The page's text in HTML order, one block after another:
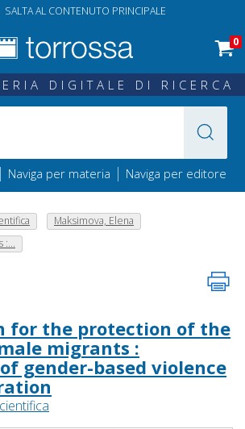
SALTA AL CONTENUTO PRINCIPALE
0
DIGITALE DI RICERCA
| Naviga per materia | Naviga per editore
Maksimova, Elena
:...
for the protection of the
migrants :
gender-based violence